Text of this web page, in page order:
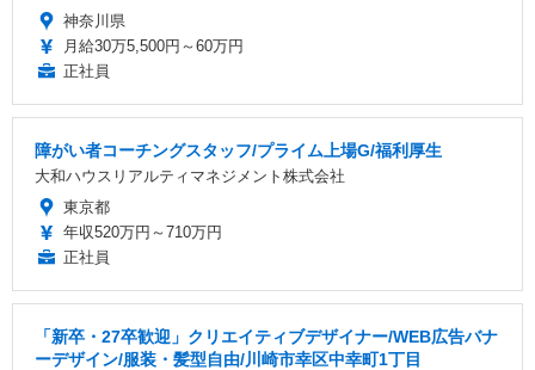
神奈川県
月給30万5,500円～60万円
正社員
障がい者コーチングスタッフ/プライム上場G/福利厚生
大和ハウスリアルティマネジメント株式会社
東京都
年収520万円～710万円
正社員
「新卒・27卒歓迎」クリエイティブデザイナー/WEB広告バナ
ーデザイン/服装・髪型自由/川崎市幸区中幸町1丁目